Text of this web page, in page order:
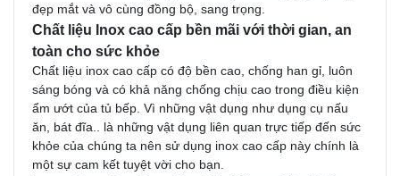
đẹp mắt và vô cùng đồng bộ, sang trọng.
Chất liệu Inox cao cấp bền mãi với thời gian, an
toàn cho sức khỏe
Chất liệu inox cao cấp có độ bền cao, chống han gỉ, luôn
sáng bóng và có khả năng chống chịu cao trong điều kiện
ẩm ướt của tủ bếp. Vì những vật dụng như dụng cụ nấu
ăn, bát đĩa.. là những vật dụng liên quan trực tiếp đến sức
khỏe của chúng ta nên sử dụng inox cao cấp này chính là
một sự cam kết tuyệt vời cho bạn.